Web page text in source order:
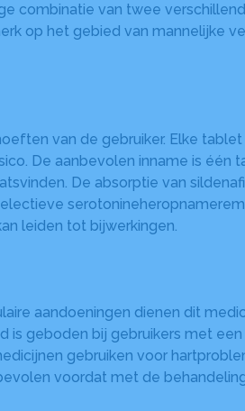
combinatie van twee
op het gebied van mannelijke
van de gebruiker. Elke
De aanbevolen inname is één
De absorptie van
leiden tot bijwerkingen.
aandoeningen dienen dit
geboden bij gebruikers met
gebruiken voor
voordat met de